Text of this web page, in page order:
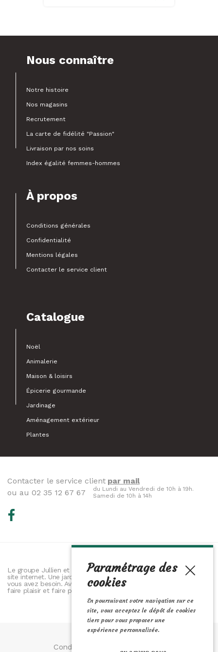
Nous connaître
Notre histoire
Nos magasins
Recrutement
La carte de fidélité "Passion"
Livraison par nos soins
Index égalité femmes-hommes
À propos
Conditions générales
Confidentialité
Mentions légales
Contacter le service client
Catalogue
Noël
Animalerie
Maison & loisirs
Épicerie gourmande
Jardinage
Aménagement extérieur
Plantes
Contacter le service client par mail
ou au 02 35 12 67 67
du Lundi au Vendredi de 10h à 19h.
Samedi de 10h à 14h
Le groupe Jullien et ses jardineries vous proposent leur nouveau
site internet. Une jardinerie 2.0. Vous y retrouverez tout ce dont
vous avez besoin. Avec nos trois univers il y a tout pour vous
faire plaisir et faire plaisir. Jardin, animalerie et maison.
Conditions Générales de Vente
Paramétrage des
cookies
En poursuivant votre navigation sur ce
site, vous acceptez le dépôt de cookies
tiers pour vous proposer une
expérience personnalisée.